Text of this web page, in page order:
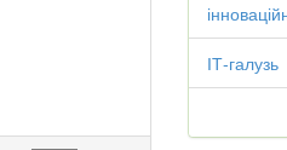
ІТ-галузь